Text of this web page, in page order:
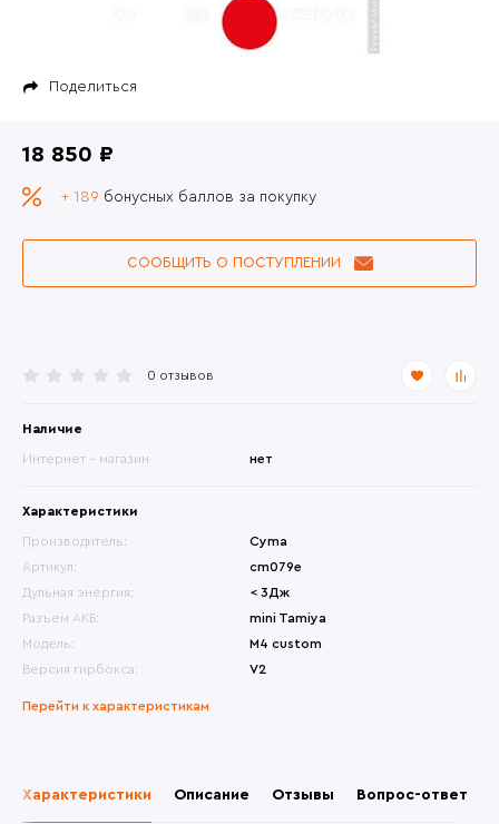
Поделиться
0 отзывов
Наличие
Интернет - магазин нет
Характеристики
Производитель:
Cyma
Артикул:
cm079e
Дульная энергия:
< 3Дж
Разъем АКБ:
mini Tamiya
Модель:
M4 custom
Версия гирбокса:
V2
Перейти к характеристикам
18 850 ₽
+ 189 бонусных баллов за покупку
СООБЩИТЬ О ПОСТУПЛЕНИИ
Характеристики Описание Отзывы Вопрос-ответ